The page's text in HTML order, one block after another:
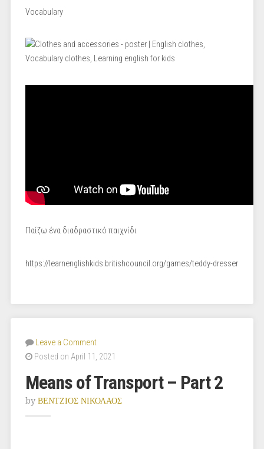
Vocabulary
Παίζω ένα διαδραστικό παιχνίδι
https://learnenglishkids.britishcouncil.org/games/teddy-dresser
Leave a Comment
Posted on April 11, 2021
Means of Transport – Part 2
by ΒΕΝΤΖΙΟΣ ΝΙΚΟΛΑΟΣ